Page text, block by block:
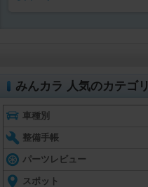
みんカラ 人気のカテゴリ
車種別
整備手帳
パーツレビュー
スポット